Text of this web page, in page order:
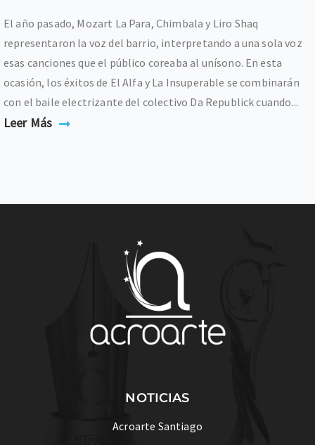
El año pasado, Mozart La Para, Chimbala y Liro Shaq
representaron la voz del barrio, interpretando a una sola voz
esas canciones que el público coreaba al unísono. En esta
ocasión, los éxitos de El Alfa y La Insuperable se combinarán
con el baile electrizante del colectivo Da Republick cuando...
Leer Más
NOTICIAS
Acroarte Santiago